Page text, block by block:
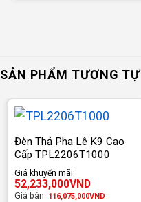
SẢN PHẨM TƯƠNG TỰ
Đèn Thả Pha Lê K9 Cao
Cấp TPL2206T1000
Giá khuyến mãi:
52,233,000VND
Giá bán:116,075,000VND